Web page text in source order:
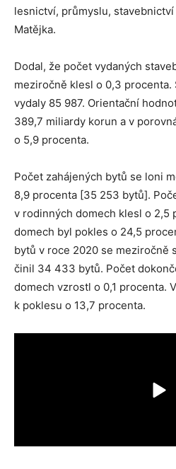
lesnictví, průmyslu,
Matějka.
Dodal, že počet vydaných
meziročně klesl o 0,3 procenta.
vydaly 85 987. Orientační
389,7 miliardy korun a v
o 5,9 procenta.
Počet zahájených bytů se loni
8,9 procenta [35 253 bytů].
v rodinných domech klesl o 2,5
domech byl pokles o 24,5
bytů v roce 2020 se meziročně
činil 34 433 bytů. Počet
domech vzrostl o 0,1 procenta.
k poklesu o 13,7 procenta.